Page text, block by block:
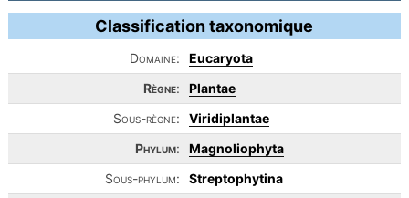
Classification taxonomique
Domaine:
Eucaryota
Règne:
Plantae
Sous-règne:
Viridiplantae
Phylum:
Magnoliophyta
Sous-phylum:
Streptophytina